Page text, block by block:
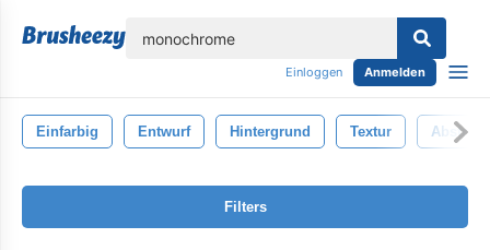
Einloggen Anmelden
Einfarbig Entwurf Hintergrund Textur Abstrakt
Filters